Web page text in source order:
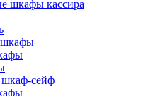
шкафы кассира
шкафы
шкаф-сейф